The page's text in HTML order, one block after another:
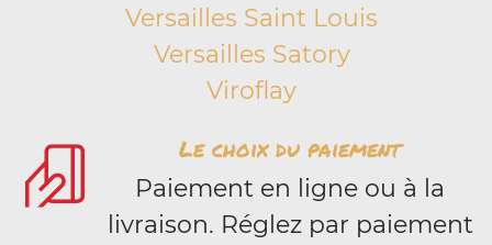
Versailles Saint Louis
Versailles Satory
Viroflay
Le choix du paiement
Paiement en ligne ou à la
livraison. Réglez par paiement